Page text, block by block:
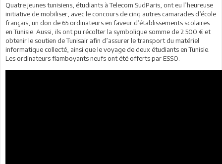
Quatre jeunes tunisiens, étudiants à Telecom SudParis, ont eu l’heureuse
initiative de mobiliser, avec le concours de cinq autres camarades d’école
français, un don de 65 ordinateurs en faveur d’établissements scolaires
en Tunisie. Aussi, ils ont pu récolter la symbolique somme de 2 500 € et
obtenir le soutien de Tunisair afin d’assurer le transport du matériel
informatique collecté, ainsi que le voyage de deux étudiants en Tunisie.
Les ordinateurs flamboyants neufs ont été offerts par ESSO.